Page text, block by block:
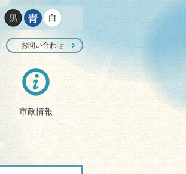
お問い合わせ
市政情報